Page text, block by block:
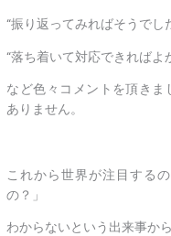
“振り返ってみればそうでし
“落ち着いて対応できればよ
など色々コメントを頂き
ありません。
これから世界が注目する
の？」
わからないという出来事か